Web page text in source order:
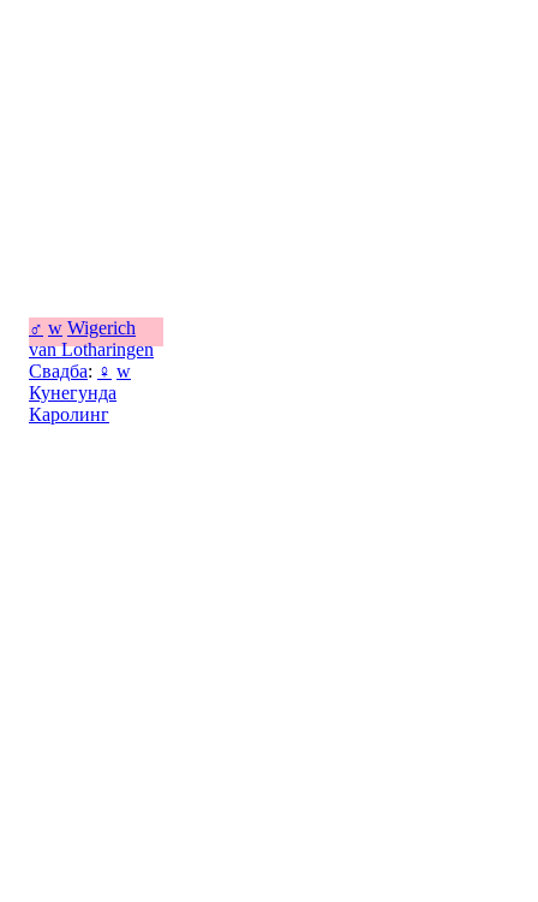
♂ w Wigerich
van Lotharingen
Свадба: ♀ w
Кунегунда
Каролинг